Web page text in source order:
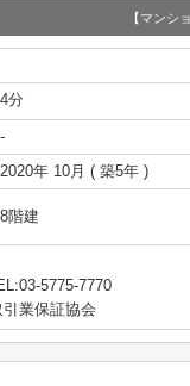
【マンシ
分
-
2020年 10月 ( 築5年 )
8階建
5775-7770
業保証協会